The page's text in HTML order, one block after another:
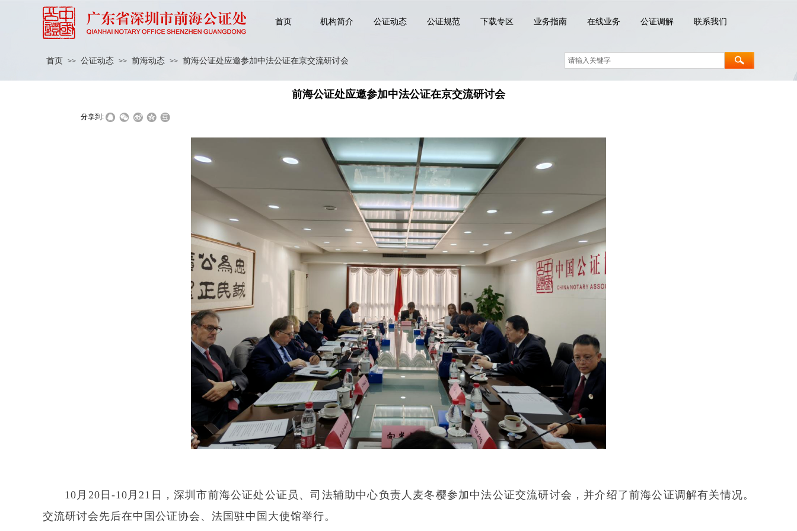
首页 机构简介 公证动态 公证规范 下载专区 业务指南 在线业务 公证调解 联系我们
首页 >> 公证动态 >> 前海动态 >> 前海公证处应邀参加中法公证在京交流研讨会
前海公证处应邀参加中法公证在京交流研讨会
分享到:
10月20日-10月21日，深圳市前海公证处公证员、司法辅助中心负责人麦冬樱参加中法公证交流研讨会，并介绍了前海公证调解有关情况。
交流研讨会先后在中国公证协会、法国驻中国大使馆举行。